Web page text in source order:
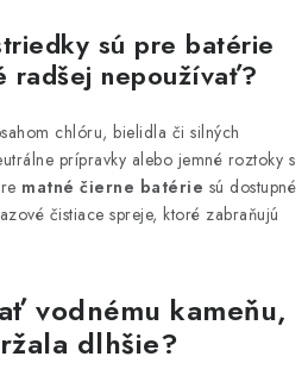
sú pre batérie
radšej nepoužívať?
chlóru, bielidla či silných
prípravky alebo jemné roztoky s
matné čierne batérie sú dostupné
čistiace spreje, ktoré zabraňujú
vodnému kameňu,
dlhšie?